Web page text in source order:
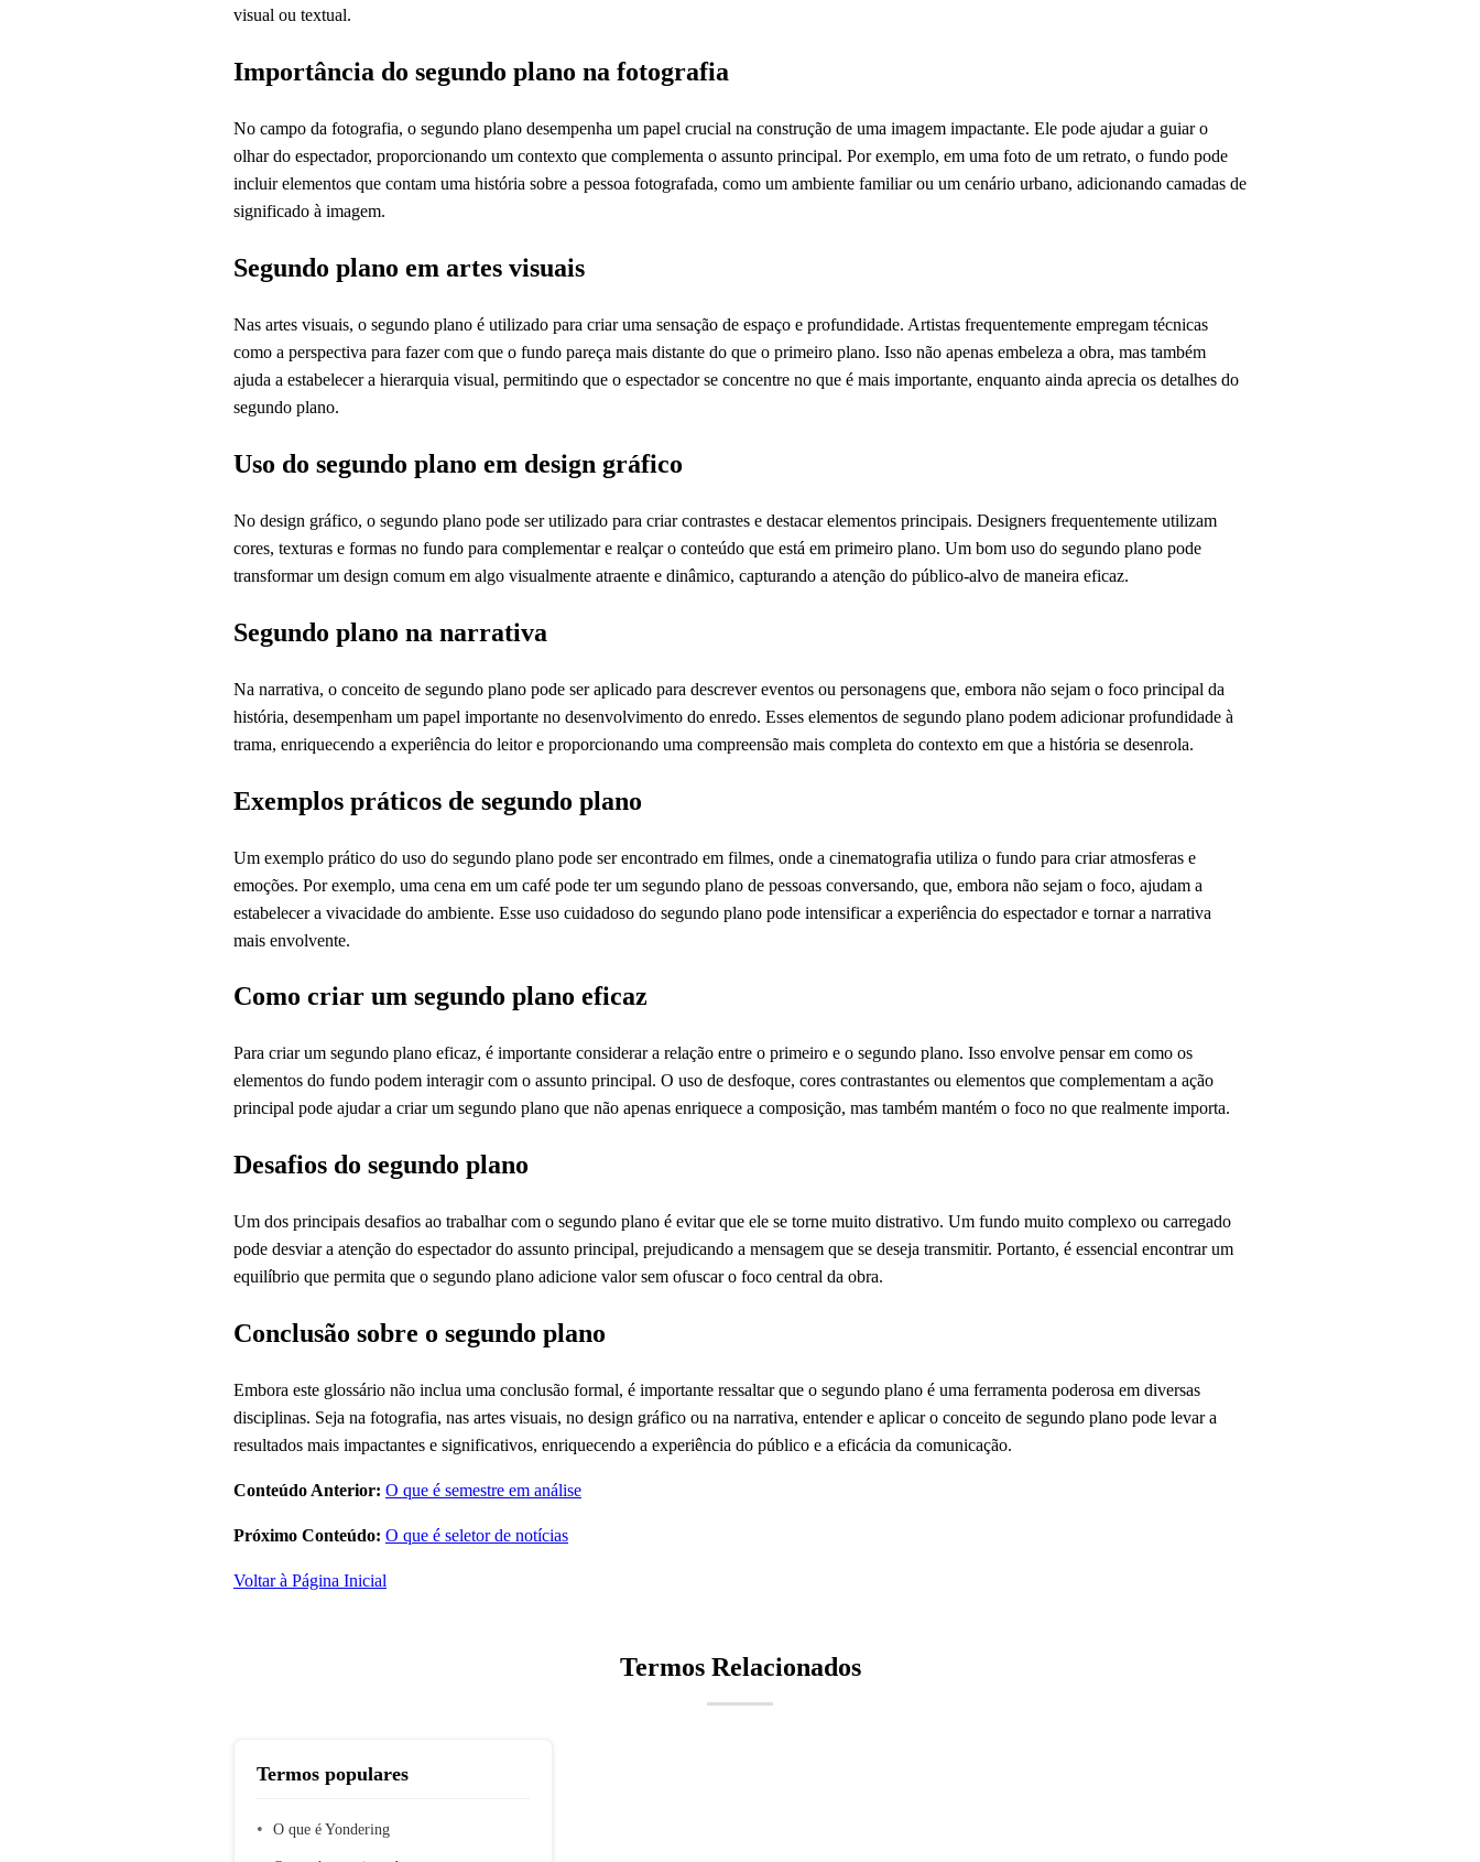
visual ou textual.
Importância do segundo plano na fotografia
No campo da fotografia, o segundo plano desempenha um papel crucial na construção de uma imagem impactante. Ele pode ajudar a guiar o
olhar do espectador, proporcionando um contexto que complementa o assunto principal. Por exemplo, em uma foto de um retrato, o fundo pode
incluir elementos que contam uma história sobre a pessoa fotografada, como um ambiente familiar ou um cenário urbano, adicionando camadas de
significado à imagem.
Segundo plano em artes visuais
Nas artes visuais, o segundo plano é utilizado para criar uma sensação de espaço e profundidade. Artistas frequentemente empregam técnicas
como a perspectiva para fazer com que o fundo pareça mais distante do que o primeiro plano. Isso não apenas embeleza a obra, mas também
ajuda a estabelecer a hierarquia visual, permitindo que o espectador se concentre no que é mais importante, enquanto ainda aprecia os detalhes do
segundo plano.
Uso do segundo plano em design gráfico
No design gráfico, o segundo plano pode ser utilizado para criar contrastes e destacar elementos principais. Designers frequentemente utilizam
cores, texturas e formas no fundo para complementar e realçar o conteúdo que está em primeiro plano. Um bom uso do segundo plano pode
transformar um design comum em algo visualmente atraente e dinâmico, capturando a atenção do público-alvo de maneira eficaz.
Segundo plano na narrativa
Na narrativa, o conceito de segundo plano pode ser aplicado para descrever eventos ou personagens que, embora não sejam o foco principal da
história, desempenham um papel importante no desenvolvimento do enredo. Esses elementos de segundo plano podem adicionar profundidade à
trama, enriquecendo a experiência do leitor e proporcionando uma compreensão mais completa do contexto em que a história se desenrola.
Exemplos práticos de segundo plano
Um exemplo prático do uso do segundo plano pode ser encontrado em filmes, onde a cinematografia utiliza o fundo para criar atmosferas e
emoções. Por exemplo, uma cena em um café pode ter um segundo plano de pessoas conversando, que, embora não sejam o foco, ajudam a
estabelecer a vivacidade do ambiente. Esse uso cuidadoso do segundo plano pode intensificar a experiência do espectador e tornar a narrativa
mais envolvente.
Como criar um segundo plano eficaz
Para criar um segundo plano eficaz, é importante considerar a relação entre o primeiro e o segundo plano. Isso envolve pensar em como os
elementos do fundo podem interagir com o assunto principal. O uso de desfoque, cores contrastantes ou elementos que complementam a ação
principal pode ajudar a criar um segundo plano que não apenas enriquece a composição, mas também mantém o foco no que realmente importa.
Desafios do segundo plano
Um dos principais desafios ao trabalhar com o segundo plano é evitar que ele se torne muito distrativo. Um fundo muito complexo ou carregado
pode desviar a atenção do espectador do assunto principal, prejudicando a mensagem que se deseja transmitir. Portanto, é essencial encontrar um
equilíbrio que permita que o segundo plano adicione valor sem ofuscar o foco central da obra.
Conclusão sobre o segundo plano
Embora este glossário não inclua uma conclusão formal, é importante ressaltar que o segundo plano é uma ferramenta poderosa em diversas
disciplinas. Seja na fotografia, nas artes visuais, no design gráfico ou na narrativa, entender e aplicar o conceito de segundo plano pode levar a
resultados mais impactantes e significativos, enriquecendo a experiência do público e a eficácia da comunicação.
Conteúdo Anterior: O que é semestre em análise
Próximo Conteúdo: O que é seletor de notícias
Voltar à Página Inicial
Termos Relacionados
Termos populares
O que é Yondering